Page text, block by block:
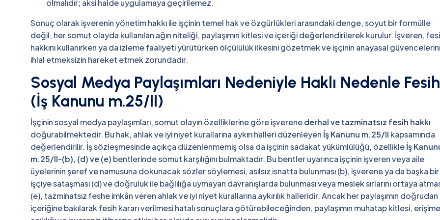
olmalıdır; aksi halde uygulamaya geçirilemez.
Sonuç olarak işverenin yönetim hakkı ile işçinin temel hak ve özgürlükleri arasındaki denge, soyut bir formülle
değil, her somut olayda kullanılan ağın niteliği, paylaşımın kitlesi ve içeriği değerlendirilerek kurulur. İşveren,
hakkını kullanırken ya da izleme faaliyeti yürütürken ölçülülük ilkesini gözetmek ve işçinin anayasal güvencelerini
ihlal etmeksizin hareket etmek zorundadır.
Sosyal Medya Paylaşımları Nedeniyle Haklı Nedenle Fesih
(İş Kanunu m.25/II)
İşçinin sosyal medya paylaşımları, somut olayın özelliklerine göre işverenederhal ve tazminatsız fesih hakkı
doğurabilmektedir. Bu hak, ahlak ve iyi niyet kurallarına aykırı halleri düzenleyen İş Kanunu m.25/II kapsamında
değerlendirilir. İş sözleşmesinde açıkça düzenlenmemiş olsa da işçinin sadakat yükümlülüğü, özellikleİş
m.25/II-(b), (d) ve (e) bentlerinde somut karşılığını bulmaktadır. Bu bentler uyarınca işçinin işveren veya aile
üyelerinin şeref ve namusuna dokunacak sözler söylemesi, asılsız isnatta bulunması (b), işverene ya da başka bir
işçiye sataşması (d) ve doğruluk ile bağlılığa uymayan davranışlarda bulunması veya meslek sırlarını ortaya
(e), tazminatsız feshe imkân veren ahlak ve iyi niyet kurallarına aykırılık halleridir. Ancak her paylaşımın doğrudan
içeriğine bakılarak fesih kararı verilmesi hatalı sonuçlara götürebileceğinden, paylaşımın muhatap kitlesi, erişime